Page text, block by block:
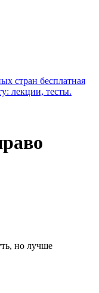
стран бесплатная
лекции, тесты.
но лучше